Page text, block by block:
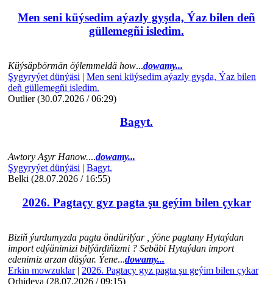
Men seni küýsedim aýazly gyşda, Ýaz bilen deñ
güllemegñi isledim.
Küýsäpbörmän öýlemmeldä how...dowamy...
Şygyryýet dünýäsi | Men seni küýsedim aýazly gyşda, Ýaz bilen
deñ güllemegñi isledim.
Outlier (30.07.2026 / 06:29)
Bagyt.
Awtory Aşyr Hanow....dowamy...
Şygyryýet dünýäsi | Bagyt.
Belki (28.07.2026 / 16:55)
2026. Pagtaçy gyz pagta şu geýim bilen çykar
Biziň ýurdumyzda pagta öndürilýar , ýöne pagtany Hytaýdan
import edýänimizi bilýärdiňizmi ? Sebäbi Hytaýdan import
edenimiz arzan düşýar. Ýene...dowamy...
Erkin mowzuklar| 2026. Pagtaçy gyz pagta şu geýim bilen çykar
Orhideya (28.07.2026 / 09:15)